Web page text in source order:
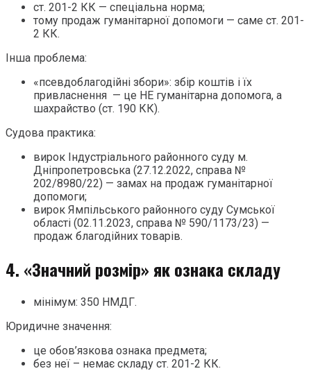
ст. 201-2 КК — спеціальна норма;
тому продаж гуманітарної допомоги — саме ст. 201-
2 КК.
Інша проблема:
«псевдоблагодійні збори»: збір коштів і їх
привласнення — це НЕ гуманітарна допомога, а
шахрайство (ст. 190 КК).
Судова практика:
вирок Індустріального районного суду м.
Дніпропетровська (27.12.2022, справа №
202/8980/22) — замах на продаж гуманітарної
допомоги;
вирок Ямпільського районного суду Сумської
області (02.11.2023, справа № 590/1173/23) —
продаж благодійних товарів.
4. «Значний розмір» як ознака складу
мінімум: 350 НМДГ.
Юридичне значення:
це обов’язкова ознака предмета;
без неї – немає складу ст. 201-2 КК.